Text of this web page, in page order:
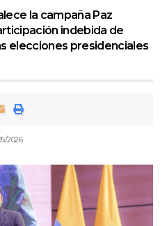
la campaña Paz
indebida de
elecciones presidenciales
2026